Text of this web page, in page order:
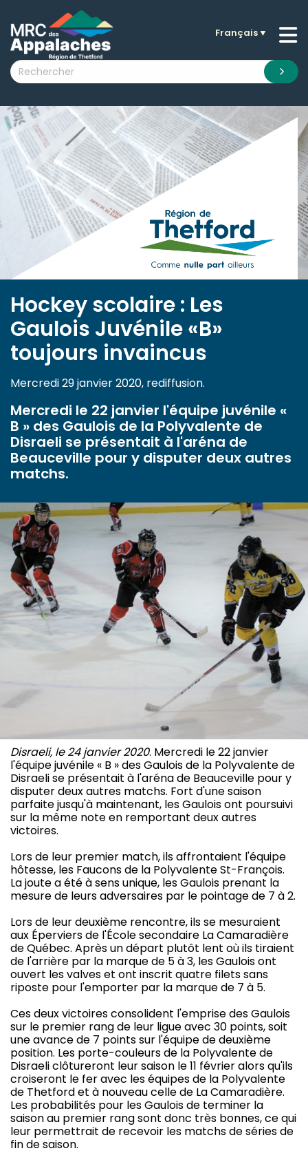
submenu (La MRC )
submenu (Citoyens )
submenu (Visiteurs )
submenu (Nouvelles )
submenu (Documentation )
Français▼
Hockey scolaire : Les
Gaulois Juvénile «B»
toujours invaincus
Mercredi 29 janvier 2020, rediffusion.
Mercredi le 22 janvier l'équipe juvénile «
B » des Gaulois de la Polyvalente de
Disraeli se présentait à l'aréna de
Beauceville pour y disputer deux autres
matchs.
Disraeli, le 24 janvier 2020. Mercredi le 22 janvier
l'équipe juvénile « B » des Gaulois de la Polyvalente de
Disraeli se présentait à l'aréna de Beauceville pour y
disputer deux autres matchs. Fort d'une saison
parfaite jusqu'à maintenant, les Gaulois ont poursuivi
sur la même note en remportant deux autres
victoires.
Lors de leur premier match, ils affrontaient l'équipe
hôtesse, les Faucons de la Polyvalente St-François.
La joute a été à sens unique, les Gaulois prenant la
mesure de leurs adversaires par le pointage de 7 à 2.
Lors de leur deuxième rencontre, ils se mesuraient
aux Éperviers de l'École secondaire La Camaradière
de Québec. Après un départ plutôt lent où ils tiraient
de l'arrière par la marque de 5 à 3, les Gaulois ont
ouvert les valves et ont inscrit quatre filets sans
riposte pour l'emporter par la marque de 7 à 5.
Ces deux victoires consolident l'emprise des Gaulois
sur le premier rang de leur ligue avec 30 points, soit
une avance de 7 points sur l'équipe de deuxième
position. Les porte-couleurs de la Polyvalente de
Disraeli clôtureront leur saison le 11 février alors qu'ils
croiseront le fer avec les équipes de la Polyvalente
de Thetford et à nouveau celle de La Camaradière.
Les probabilités pour les Gaulois de terminer la
saison au premier rang sont donc très bonnes, ce qui
leur permettrait de recevoir les matchs de séries de
fin de saison.